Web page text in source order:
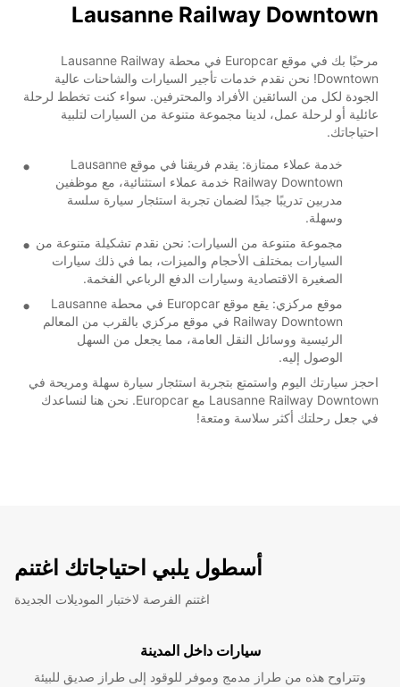
Lausanne Railway Downtown
مرحبًا بك في موقع Europcar في محطة Lausanne Railway
Downtown! نحن نقدم خدمات تأجير السيارات والشاحنات عالية
الجودة لكل من السائقين الأفراد والمحترفين. سواء كنت تخطط لرحلة
عائلية أو لرحلة عمل، لدينا مجموعة متنوعة من السيارات لتلبية
احتياجاتك.
خدمة عملاء ممتازة: يقدم فريقنا في موقع Lausanne
Railway Downtown خدمة عملاء استثنائية، مع موظفين
مدربين تدريبًا جيدًا لضمان تجربة استئجار سيارة سلسة
وسهلة.
مجموعة متنوعة من السيارات: نحن نقدم تشكيلة متنوعة من
السيارات بمختلف الأحجام والميزات، بما في ذلك سيارات
الصغيرة الاقتصادية وسيارات الدفع الرباعي الفخمة.
موقع مركزي: يقع موقع Europcar في محطة Lausanne
Railway Downtown في موقع مركزي بالقرب من المعالم
الرئيسية ووسائل النقل العامة، مما يجعل من السهل
الوصول إليه.
احجز سيارتك اليوم واستمتع بتجربة استئجار سيارة سهلة ومريحة في
Lausanne Railway Downtown مع Europcar. نحن هنا لنساعدك
في جعل رحلتك أكثر سلاسة ومتعة!
أسطول يلبي احتياجاتك اغتنم
اغتنم الفرصة لاختبار الموديلات الجديدة
سيارات داخل المدينة
وتتراوح هذه من طراز مدمج وموفر للوقود إلى طراز صديق للبيئة